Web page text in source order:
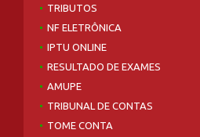
TRIBUTOS
NF ELETRÔNICA
IPTU ONLINE
RESULTADO DE EXAMES
AMUPE
TRIBUNAL DE CONTAS
TOME CONTA